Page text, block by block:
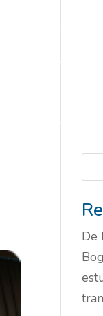
inspiradoras
YMCA en medios
De